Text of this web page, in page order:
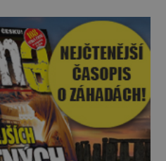
středověké Anglie a ani
není